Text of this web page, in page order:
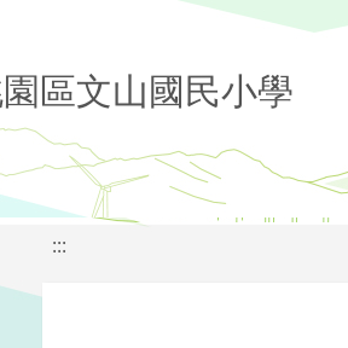
區文山國民小學
:::